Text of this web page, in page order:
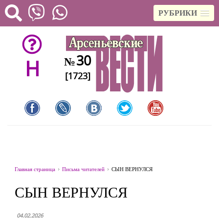
РУБРИКИ
H №30
[1723]
Главная страница Письма читателей СЫН ВЕРНУЛСЯ
СЫН ВЕРНУЛСЯ
04.02.2026